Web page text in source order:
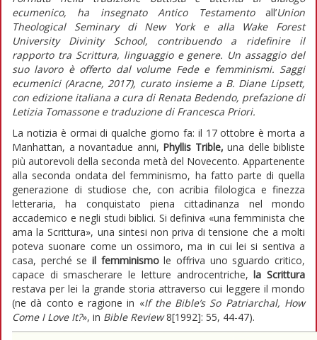
ecumenico, ha insegnato Antico Testamento all’Union
Theological Seminary
di New York e alla Wake Forest
University Divinity School, contribuendo a ridefinire il
rapporto tra Scrittura, linguaggio e genere. Un assaggio del
suo lavoro è offerto dal volume Fede e femminismi. Saggi
ecumenici (Aracne, 2017), curato insieme a B. Diane Lipsett,
con edizione italiana a cura di Renata Bedendo, prefazione di
Letizia Tomassone e traduzione di Francesca Priori.
La notizia è ormai di qualche giorno fa: il 17 ottobre è morta a
Manhattan, a novantadue anni, Phyllis Trible, una delle bibliste
più autorevoli della seconda metà del Novecento. Appartenente
alla seconda ondata del femminismo, ha fatto parte di quella
generazione di studiose che, con acribia filologica e finezza
letteraria, ha conquistato piena cittadinanza nel mondo
accademico e negli studi biblici. Si definiva «una femminista che
ama la Scrittura», una sintesi non priva di tensione che a molti
poteva suonare come un ossimoro, ma in cui lei si sentiva a
casa, perché se il femminismole offriva uno sguardo critico,
capace di smascherare le letture androcentriche, la Scrittura
restava per lei la grande storia attraverso cui leggere il mondo
(ne dà conto e ragione in «If the Bible’s So Patriarchal, How
Come I Love It?», in Bible Review8[1992]: 55, 44-47).